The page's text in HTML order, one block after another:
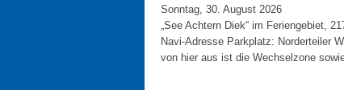
Sonntag, 30. August 2026
„See Achtern Diek“ im Feriengebiet,
Navi-Adresse Parkplatz: Norderteiler
von hier aus ist die Wechselzone